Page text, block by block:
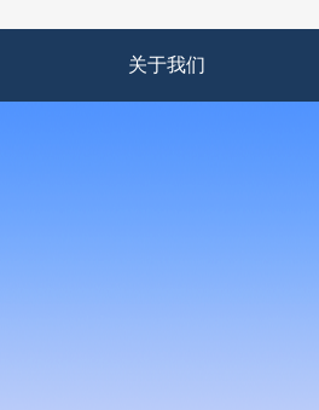
关于我们